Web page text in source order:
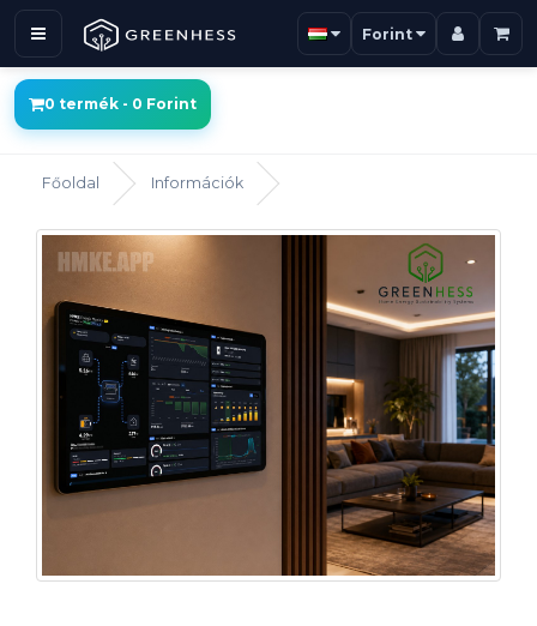
Forint
0 termék - 0 Forint
Főoldal Információk